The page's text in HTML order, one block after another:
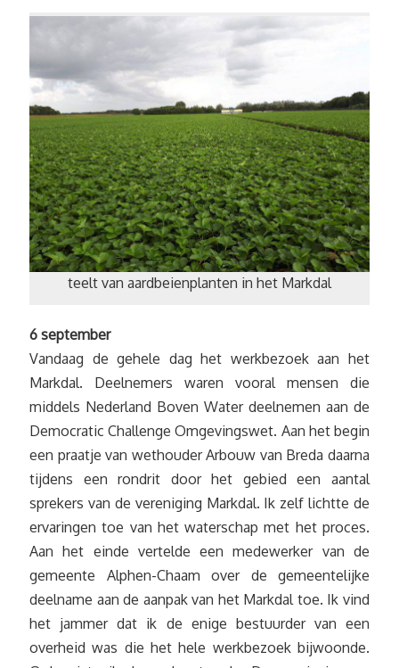
teelt van aardbeienplanten in het Markdal
6 september
Vandaag de gehele dag het werkbezoek aan het
Markdal. Deelnemers waren vooral mensen die
middels Nederland Boven Water deelnemen aan de
Democratic Challenge Omgevingswet. Aan het begin
een praatje van wethouder Arbouw van Breda daarna
tijdens een rondrit door het gebied een aantal
sprekers van de vereniging Markdal. Ik zelf lichtte de
ervaringen toe van het waterschap met het proces.
Aan het einde vertelde een medewerker van de
gemeente Alphen-Chaam over de gemeentelijke
deelname aan de aanpak van het Markdal toe. Ik vind
het jammer dat ik de enige bestuurder van een
overheid was die het hele werkbezoek bijwoonde.